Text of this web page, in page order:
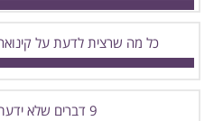
כל מה שרצית לדעת על
9 דברים שלא ידעתם על בננות